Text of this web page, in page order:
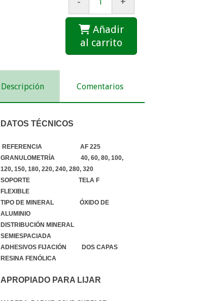
Añadir
al carrito
Descripción Comentarios
DATOS TÉCNICOS
REFERENCIA AF 225
GRANULOMETRÍA 40, 60, 80, 100,
120, 150, 180, 220, 240, 280, 320
SOPORTE TELA F
FLEXIBLE
TIPO DE MINERAL ÓXIDO DE
ALUMINIO
DISTRIBUCIÓN MINERAL
SEMIESPACIADA
ADHESIVOS FIJACIÓN DOS CAPAS
RESINA FENÓLICA
APROPIADO PARA LIJAR